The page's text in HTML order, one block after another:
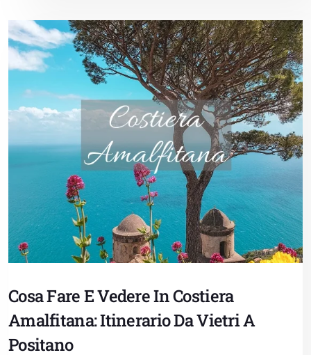
Cosa Fare E Vedere In Costiera
Amalfitana: Itinerario Da Vietri A
Positano